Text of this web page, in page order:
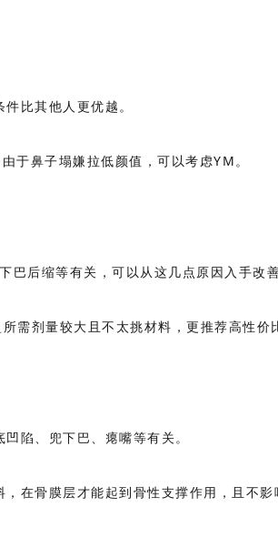
比其他人更优越。
于鼻子塌嫌拉低颜值，可以考虑YM。
后缩等有关，可以从这几点原因入手改善
需剂量较大且不太挑材料，更推荐高性价
陷、兜下巴、瘪嘴等有关。
在骨膜层才能起到骨性支撑作用，且不